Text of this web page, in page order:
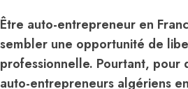
Être auto-entrepreneur en
sembler une opportunité de
professionnelle. Pourtant, pour
auto-entrepreneurs algériens